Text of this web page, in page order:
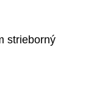
strieborný